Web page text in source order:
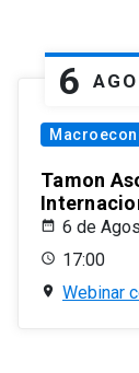
6 AGO
Tamon
6 de
17:00
Webinar